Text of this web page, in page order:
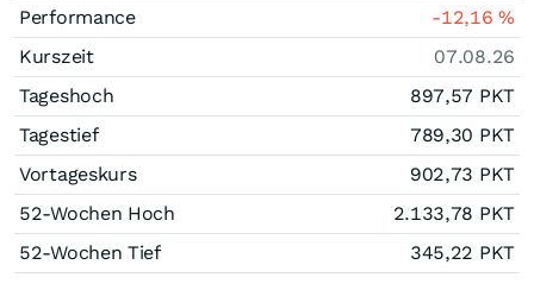
Performance
-12,16%
Kurszeit
07.08.26
Tageshoch
897,57 PKT
Tagestief
789,30 PKT
Vortageskurs
902,73 PKT
52-Wochen Hoch
2.133,78 PKT
52-Wochen Tief
345,22 PKT